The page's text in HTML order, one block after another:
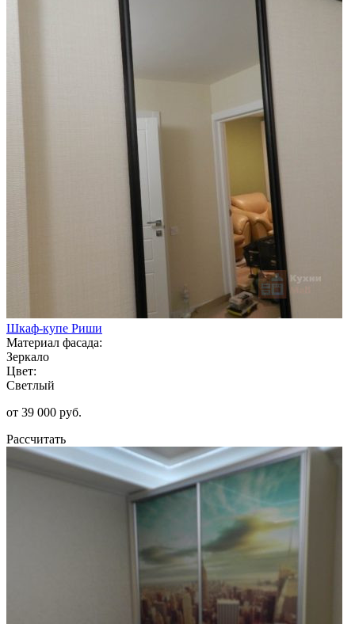
Шкаф-купе Риши
Материал фасада:
Зеркало
Цвет:
Светлый
от 39 000 руб.
Рассчитать